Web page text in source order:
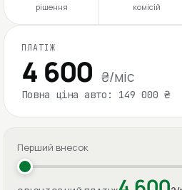
рішення
комісій
ПЛАТІЖ
4 600 ₴/міс
Повна ціна авто: 149 000 ₴
Перший внесок